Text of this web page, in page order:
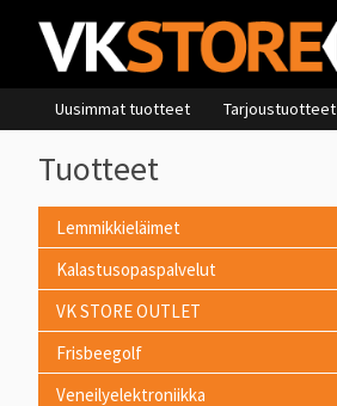
Uusimmat tuotteet Tarjoustuotteet
Tuotteet
Lemmikkieläimet
Kalastusopaspalvelut
VK STORE OUTLET
Frisbeegolf
Veneilyelektroniikka